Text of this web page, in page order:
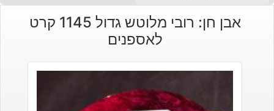
אבן חן: רובי מלוטש גדול 1145 קרט
לאספנים